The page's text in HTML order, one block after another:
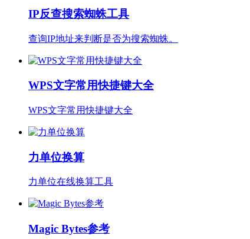
IP反查搜索蜘蛛工具
查询IP地址来判断是否为搜索蜘蛛。
WPS文字常用快捷键大全
WPS文字常用快捷键大全
力单位换算
力单位在线换算工具
Magic Bytes参考